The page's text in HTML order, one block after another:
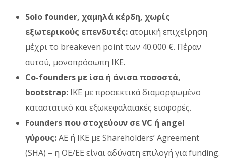
Solo founder, χαμηλά κέρδη, χωρίς
εξωτερικούς επενδυτές:ατομική επιχείρηση
μέχρι το breakeven point των 40.000 €. Πέραν
αυτού, μονοπρόσωπη ΙΚΕ.
Co-founders με ίσα ή άνισα ποσοστά,
bootstrap: ΙΚΕ με προσεκτικά διαμορφωμένο
καταστατικό και εξωκεφαλαιακές εισφορές.
Founders που στοχεύουν σε VC ή angel
γύρους:ΑΕ ή ΙΚΕ με Shareholders’ Agreement
(SHA) – η ΟΕ/ΕΕ είναι αδύνατη επιλογή για funding.